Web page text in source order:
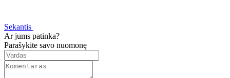
Sekantis
Ar jums patinka?
Parašykite savo nuomonę